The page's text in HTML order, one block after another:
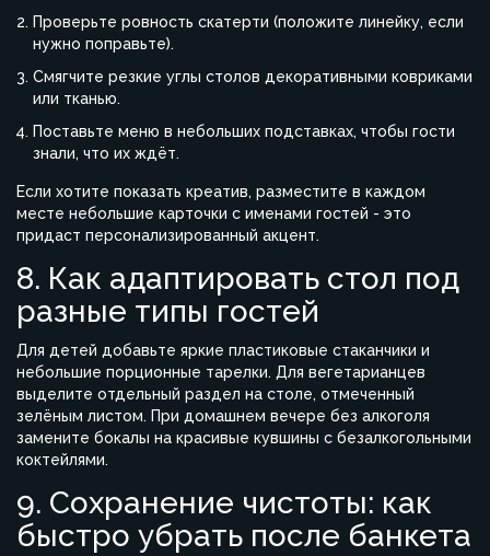
Проверьте ровность скатерти (положите линейку, если
нужно поправьте).
Смягчите резкие углы столов декоративными ковриками
или тканью.
Поставьте меню в небольших подставках, чтобы гости
знали, что их ждёт.
Если хотите показать креатив, разместите в каждом
месте небольшие карточки с именами гостей - это
придаст персонализированный акцент.
8. Как адаптировать стол под
разные типы гостей
Для детей добавьте яркие пластиковые стаканчики и
небольшие порционные тарелки. Для вегетарианцев
выделите отдельный раздел на столе, отмеченный
зелёным листом. При домашнем вечере без алкоголя
замените бокалы на красивые кувшины с безалкогольными
коктейлями.
9. Сохранение чистоты: как
быстро убрать после банкета